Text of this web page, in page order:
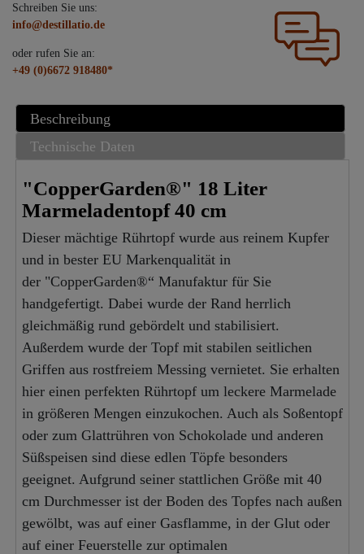
Schreiben Sie uns:
info@destillatio.de
oder rufen Sie an:
+49 (0)6672 918480*
Beschreibung
Technische Daten
"CopperGarden®" 18 Liter
Marmeladentopf 40 cm
Dieser mächtige Rührtopf wurde aus reinem Kupfer
und in bester EU Markenqualität in
der "CopperGarden®“ Manufaktur für Sie
handgefertigt. Dabei wurde der Rand herrlich
gleichmäßig rund gebördelt und stabilisiert.
Außerdem wurde der Topf mit stabilen seitlichen
Griffen aus rostfreiem Messing vernietet. Sie erhalten
hier einen perfekten Rührtopf um leckere Marmelade
in größeren Mengen einzukochen. Auch als Soßentopf
oder zum Glattrühren von Schokolade und anderen
Süßspeisen sind diese edlen Töpfe besonders
geeignet. Aufgrund seiner stattlichen Größe mit 40
cm Durchmesser ist der Boden des Topfes nach außen
gewölbt, was auf einer Gasflamme, in der Glut oder
auf einer Feuerstelle zur optimalen